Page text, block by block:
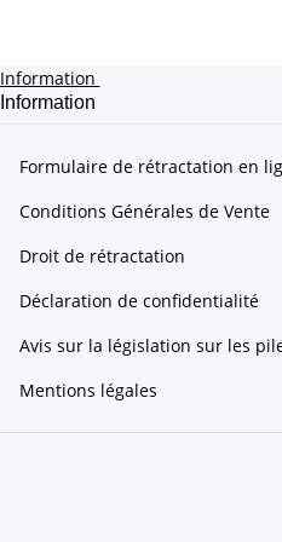
Information
Information
Formulaire de rétractation en
Conditions Générales de Vente
Droit de rétractation
Déclaration de confidentialité
Avis sur la législation sur les
Mentions légales